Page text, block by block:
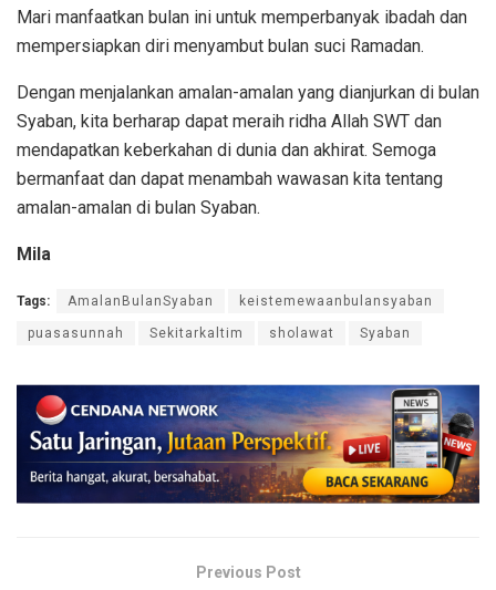
Mari manfaatkan bulan ini untuk memperbanyak ibadah dan
mempersiapkan diri menyambut bulan suci Ramadan.
Dengan menjalankan amalan-amalan yang dianjurkan di bulan
Syaban, kita berharap dapat meraih ridha Allah SWT dan
mendapatkan keberkahan di dunia dan akhirat. Semoga
bermanfaat dan dapat menambah wawasan kita tentang
amalan-amalan di bulan Syaban.
Mila
Tags: AmalanBulanSyaban keistemewaanbulansyaban
puasasunnah Sekitarkaltim sholawat Syaban
Previous Post